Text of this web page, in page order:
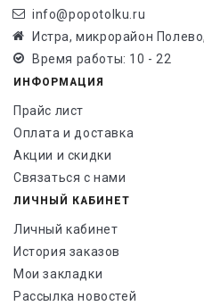
info@popotolku.ru
Истра, микрорайон
Время работы: 10 - 22
ИНФОРМАЦИЯ
Прайс лист
Оплата и доставка
Акции и скидки
Связаться с нами
ЛИЧНЫЙ КАБИНЕТ
Личный кабинет
История заказов
Мои закладки
Рассылка новостей